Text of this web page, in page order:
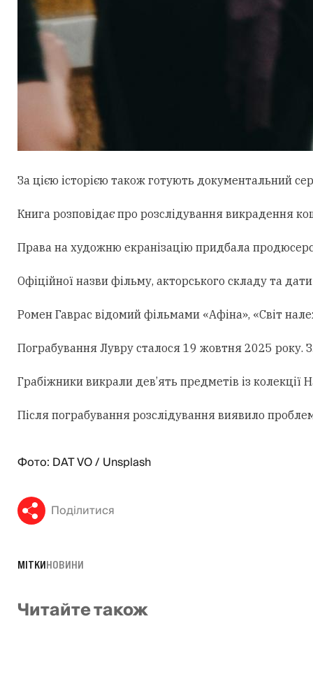
За цією історією також готують документальний
Книга розповідає про розслідування викрадення
Права на художню екранізацію придбала
Офіційної назви фільму, акторського складу та
Ромен Гаврас відомий фільмами «Афіна», «Світ
Пограбування Лувру сталося 19 жовтня 2025 року.
Грабіжники викрали дев’ять предметів із
Після пограбування розслідування виявило
Фото: DAT VO / Unsplash
Поділитися
МІТКИНОВИНИ
Читайте також